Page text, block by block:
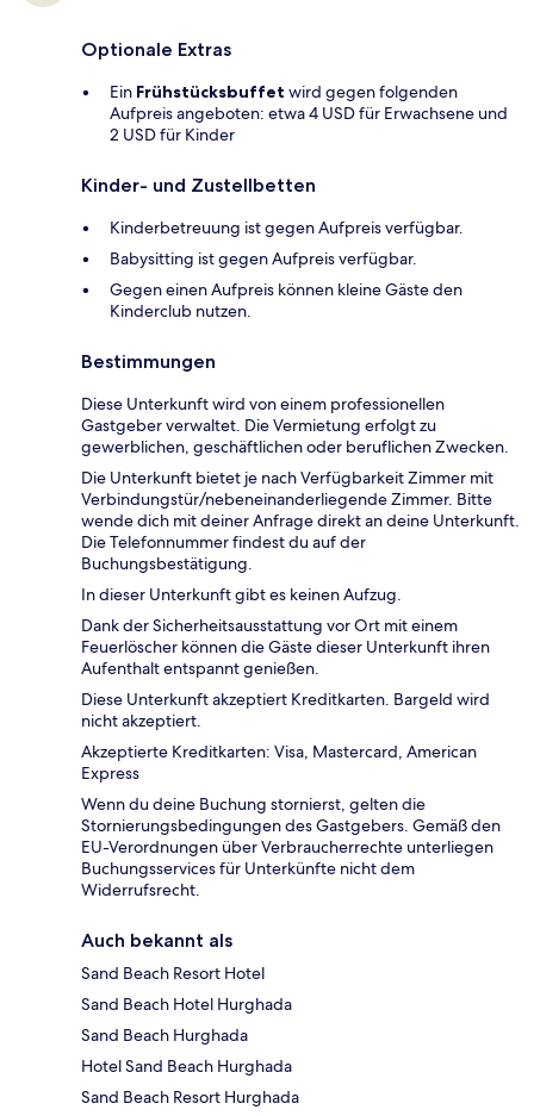
Optionale Extras
Ein Frühstücksbuffet wird gegen folgenden
Aufpreis angeboten: etwa 4 USD für Erwachsene und
2 USD für Kinder
Kinder- und Zustellbetten
Kinderbetreuung ist gegen Aufpreis verfügbar.
Babysitting ist gegen Aufpreis verfügbar.
Gegen einen Aufpreis können kleine Gäste den
Kinderclub nutzen.
Bestimmungen
Diese Unterkunft wird von einem professionellen
Gastgeber verwaltet. Die Vermietung erfolgt zu
gewerblichen, geschäftlichen oder beruflichen Zwecken.
Die Unterkunft bietet je nach Verfügbarkeit Zimmer mit
Verbindungstür/nebeneinanderliegende Zimmer. Bitte
wende dich mit deiner Anfrage direkt an deine Unterkunft.
Die Telefonnummer findest du auf der
Buchungsbestätigung.
In dieser Unterkunft gibt es keinen Aufzug.
Dank der Sicherheitsausstattung vor Ort mit einem
Feuerlöscher können die Gäste dieser Unterkunft ihren
Aufenthalt entspannt genießen.
Diese Unterkunft akzeptiert Kreditkarten. Bargeld wird
nicht akzeptiert.
Akzeptierte Kreditkarten: Visa, Mastercard, American
Express
Wenn du deine Buchung stornierst, gelten die
Stornierungsbedingungen des Gastgebers. Gemäß den
EU-Verordnungen über Verbraucherrechte unterliegen
Buchungsservices für Unterkünfte nicht dem
Widerrufsrecht.
Auch bekannt als
Sand Beach Resort Hotel
Sand Beach Hotel Hurghada
Sand Beach Hurghada
Hotel Sand Beach Hurghada
Sand Beach Resort Hurghada